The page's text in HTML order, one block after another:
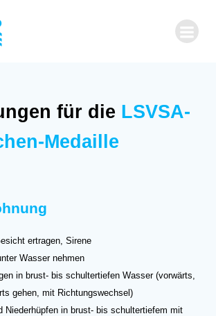
für die LSVSA-
Medaille
ertragen, Sirene
Wasser nehmen
in brust- bis schultertiefen Wasser (vorwärts,
gehen, mit Richtungswechsel)
Niederhüpfen in brust- bis schultertiefem mit